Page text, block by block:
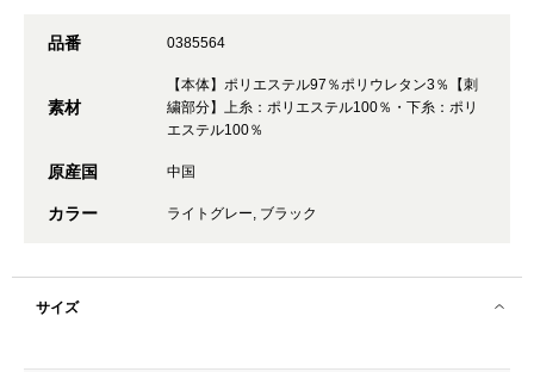
品番 0385564
素材
【本体】ポリエステル97％ポリウレタン3％【刺
繍部分】上糸：ポリエステル100％・下糸：ポリ
エステル100％
原産国 中国
カラー ライトグレー, ブラック
サイズ